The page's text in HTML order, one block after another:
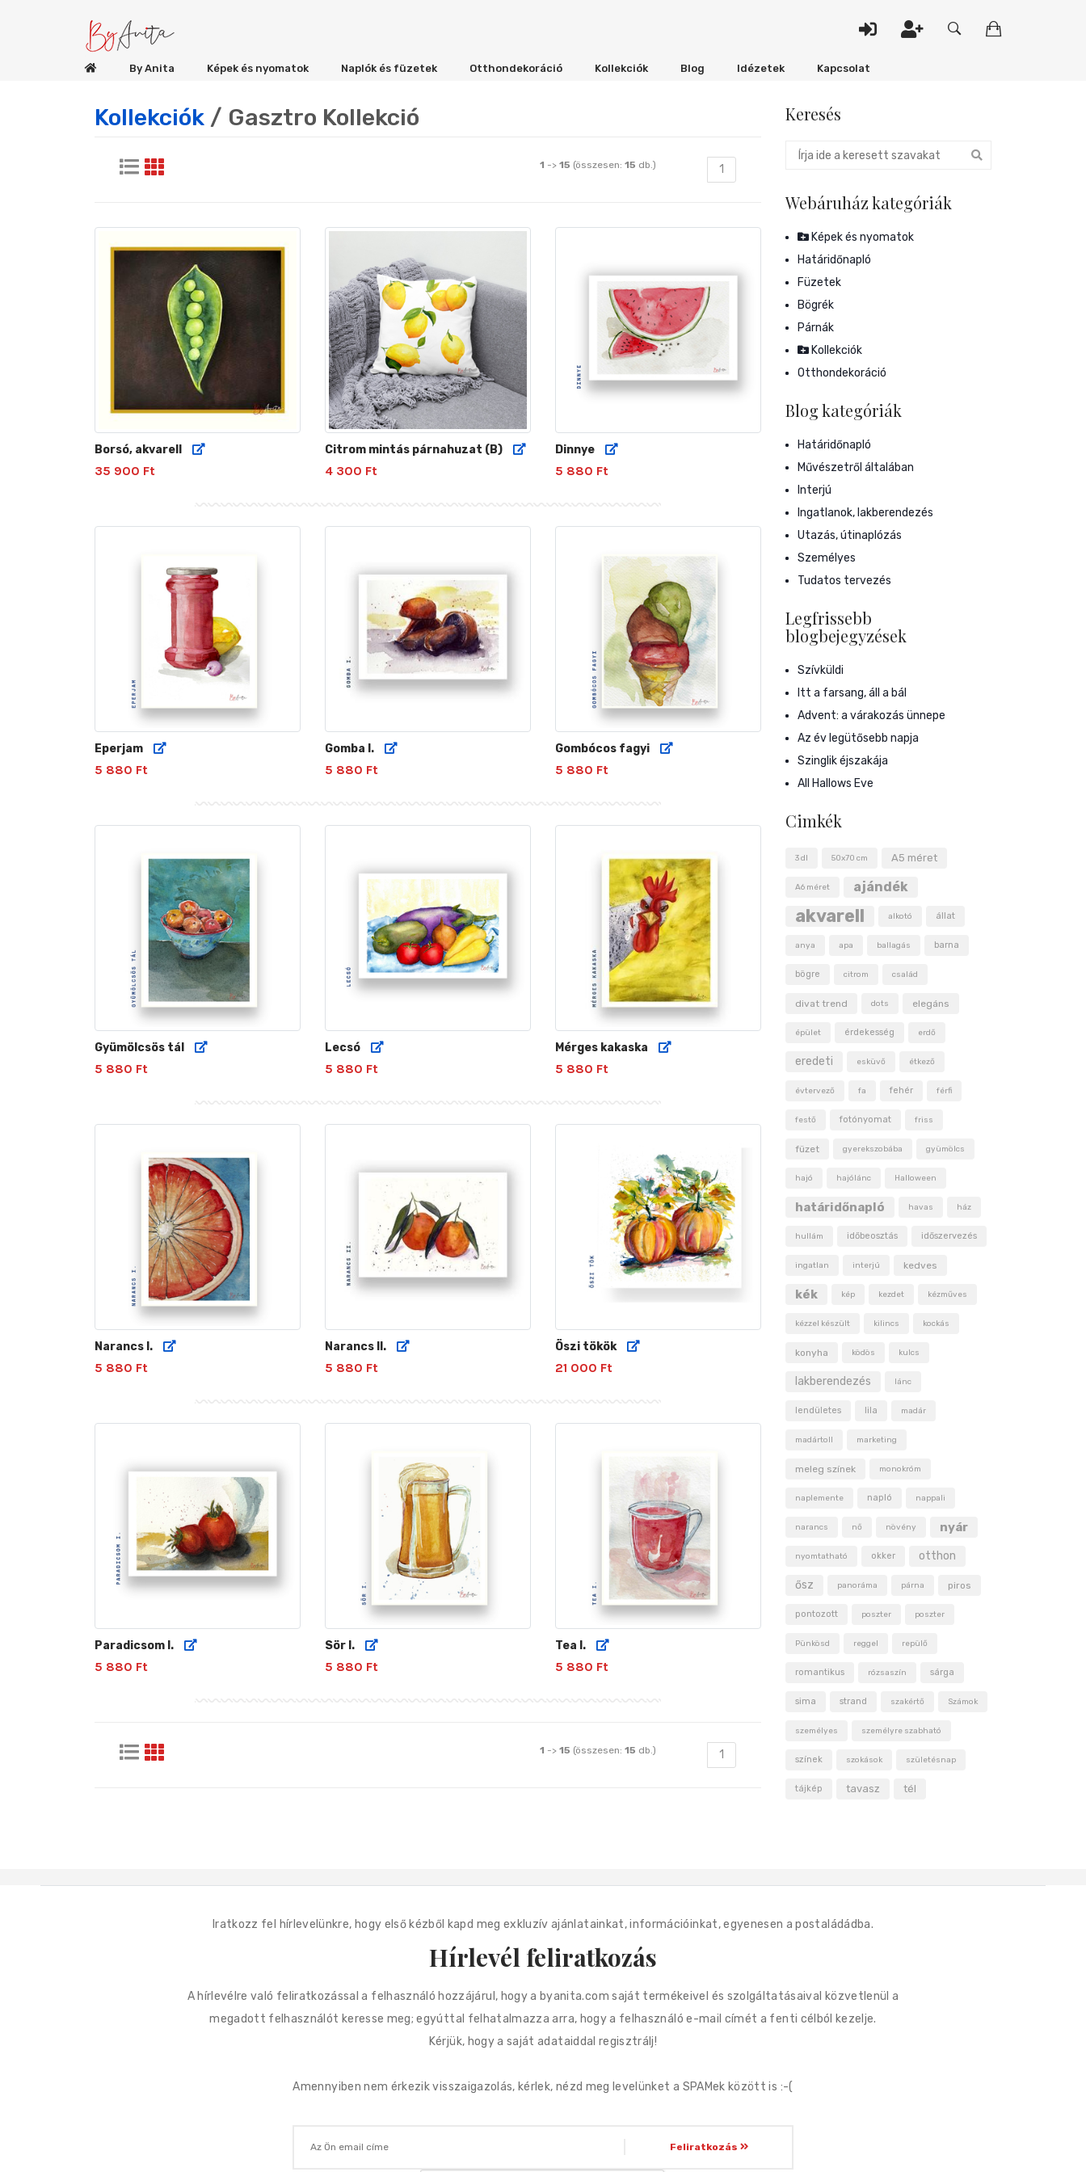
By Anita Képek és nyomatok Naplók és füzetek Otthondekoráció Kollekciók Blog Idézetek Kapcsolat
Kollekciók / Gasztro Kollekció
1 -> 15 (összesen: 15 db.) 1
Borsó, akvarell
35 900 Ft
Citrom mintás párnahuzat (B)
4 300 Ft
Dinnye
5 880 Ft
Eperjam
5 880 Ft
Gomba I.
5 880 Ft
Gombócos fagyi
5 880 Ft
Gyümölcsös tál
5 880 Ft
Lecsó
5 880 Ft
Mérges kakaska
5 880 Ft
Narancs I.
5 880 Ft
Narancs II.
5 880 Ft
Öszi tökök
21 000 Ft
Paradicsom I.
5 880 Ft
Sör I.
5 880 Ft
Tea I.
5 880 Ft
1 -> 15 (összesen: 15 db.) 1
Keresés
Webáruház kategóriák
Képek és nyomatok
Határidőnapló
Füzetek
Bögrék
Párnák
Kollekciók
Otthondekoráció
Blog kategóriák
Határidőnapló
Művészetről általában
Interjú
Ingatlanok, lakberendezés
Utazás, útinaplózás
Személyes
Tudatos tervezés
Legfrissebb
blogbejegyzések
Szívküldi
Itt a farsang, áll a bál
Advent: a várakozás ünnepe
Az év legütősebb napja
Szinglik éjszakája
All Hallows Eve
Cimkék
3 dl 50x70 cm A5 méret
A6 méret ajándék
akvarell alkotó állat
anya apa ballagás barna
bögre citrom család
divat trend dots elegáns
épület érdekesség erdő
eredeti esküvő étkező
évtervező fa fehér férfi
festő fotónyomat friss
füzet gyerekszobába gyümölcs
hajó hajólánc Halloween
határidőnapló havas ház
hullám időbeosztás időszervezés
ingatlan interjú kedves
kék kép kezdet kézműves
kézzel készült kilincs kockás
konyha ködös kulcs
lakberendezés lánc
lendületes lila madár
madártoll marketing
meleg színek monokróm
naplemente napló nappali
narancs nő növény nyár
nyomtatható okker otthon
ősz panoráma párna piros
pontozott poszter poszter
Pünkösd reggel repülő
romantikus rózsaszín sárga
sima strand szakértő Számok
személyes személyre szabható
színek szokások születésnap
tájkép tavasz tél
Iratkozz fel hírlevelünkre, hogy első kézből kapd meg exkluzív ajánlatainkat, információinkat, egyenesen a postaládádba.
Hírlevél feliratkozás
A hírlevélre való feliratkozással a felhasználó hozzájárul, hogy a byanita.com saját termékeivel és szolgáltatásaival közvetlenül a
megadott felhasználót keresse meg; egyúttal felhatalmazza arra, hogy a felhasználó e-mail címét a fenti célból kezelje.
Kérjük, hogy a saját adataiddal regisztrálj!
Amennyiben nem érkezik visszaigazolás, kérlek, nézd meg levelünket a SPAMek között is :-(
Feliratkozás